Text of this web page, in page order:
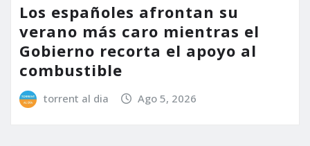
Los españoles afrontan su
verano más caro mientras el
Gobierno recorta el apoyo al
combustible
torrent al dia Ago 5, 2026